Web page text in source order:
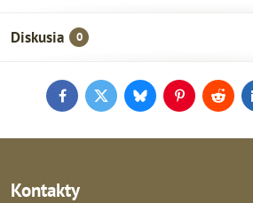
Diskusia 0
FacebookTwitterBlueskyPinterestReddit
Kontakty